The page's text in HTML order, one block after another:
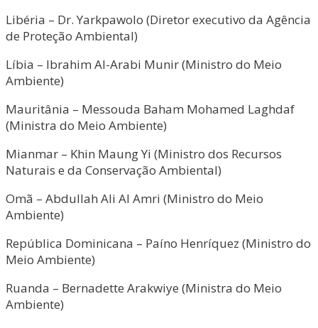
Libéria – Dr. Yarkpawolo (Diretor executivo da Agência
de Proteção Ambiental)
Líbia – Ibrahim Al-Arabi Munir (Ministro do Meio
Ambiente)
Mauritânia – Messouda Baham Mohamed Laghdaf
(Ministra do Meio Ambiente)
Mianmar – Khin Maung Yi (Ministro dos Recursos
Naturais e da Conservação Ambiental)
Omã – Abdullah Ali Al Amri (Ministro do Meio
Ambiente)
República Dominicana – Paíno Henríquez (Ministro do
Meio Ambiente)
Ruanda – Bernadette Arakwiye (Ministra do Meio
Ambiente)